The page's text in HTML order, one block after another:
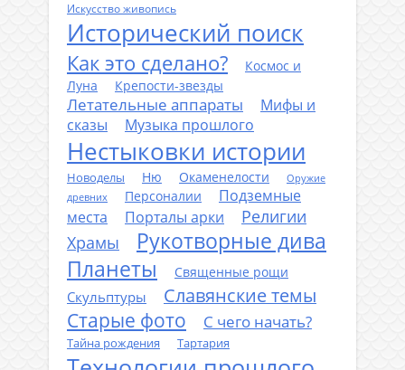
Искусство живопись
Исторический поиск
Как это сделано?
Космос и
Луна
Крепости-звезды
Летательные аппараты
Мифы и
сказы
Музыка прошлого
Нестыковки истории
Новоделы Ню Окаменелости
Оружие
древних
Персоналии
Подземные
места
Порталы арки
Религии
Храмы
Рукотворные дива
Планеты
Священные рощи
Скульптуры Славянские темы
Старые фото С чего начать?
Тайна рождения Тартария